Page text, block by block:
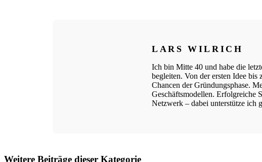
LARS WILRICH
Ich bin Mitte 40 und habe die
begleiten. Von der ersten Idee
Chancen der Gründungsphase.
Geschäftsmodellen. Erfolgreiche
Netzwerk – dabei unterstütze ich
Weitere Beiträge dieser Kategorie